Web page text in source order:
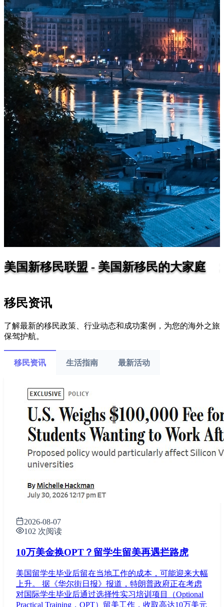
美国新移民联盟 - 美国新移民的大家庭
移民资讯
了解最新的移民政策、行业动态和成功案例，为您的海外之旅
保驾护航。
移民资讯 生活指南 最新活动
2026-08-07
102 次阅读
10万美金换OPT？留学生留美再遇拦路虎
美国留学生毕业后留在当地工作的成本，可能迎来大幅
上升。 据《华尔街日报》报道，特朗普政府正在考虑
对国际学生毕业后通过选择性实习培训项目（Optional
Practical Training，OPT）留美工作，收取高达10万美元